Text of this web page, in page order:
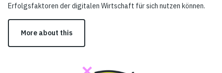
Erfolgsfaktoren der digitalen Wirtschaft für sich nutzen können.
More about this